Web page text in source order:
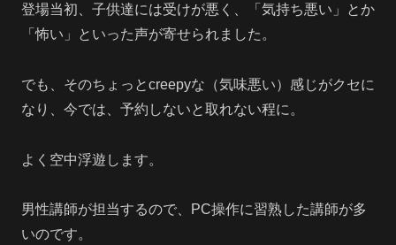
登場当初、子供達には受けが悪く、「気持ち悪い」とか
「怖い」といった声が寄せられました。
でも、そのちょっとcreepyな（気味悪い）感じがクセに
なり、今では、予約しないと取れない程に。
よく空中浮遊します。
男性講師が担当するので、PC操作に習熟した講師が多
いのです。